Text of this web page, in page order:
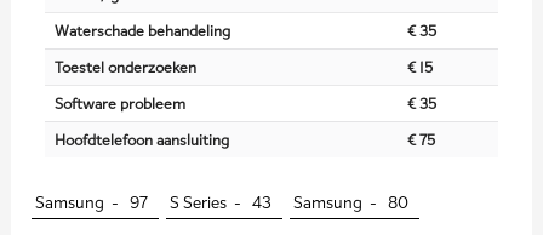
Waterschade behandeling
€ 35
Toestel onderzoeken
€ 15
Software probleem
€ 35
Hoofdtelefoon aansluiting
€ 75
Samsung - 97 S Series - 43 Samsung - 80